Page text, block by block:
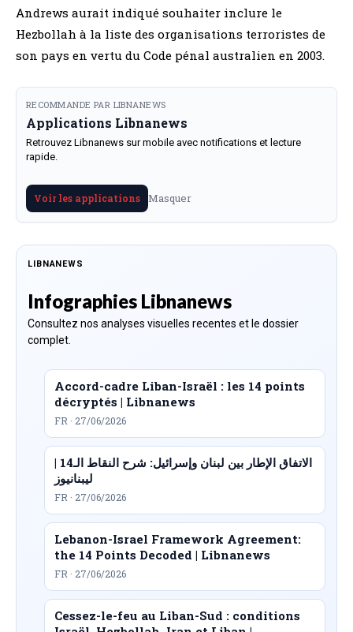
Andrews aurait indiqué souhaiter inclure le
Hezbollah à la liste des organisations terroristes de
son pays en vertu du Code pénal australien en 2003.
RECOMMANDE PAR LIBNANEWS
Applications Libnanews
Retrouvez Libnanews sur mobile avec notifications et lecture
rapide.
Voir les applications Masquer
LIBNANEWS
Infographies Libnanews
Consultez nos analyses visuelles recentes et le dossier
complet.
Accord-cadre Liban-Israël : les 14 points
décryptés | Libnanews
FR · 27/06/2026
الاتفاق الإطار بين لبنان وإسرائيل: شرح النقاط الـ14 |
ليبنانيوز
FR · 27/06/2026
Lebanon-Israel Framework Agreement:
the 14 Points Decoded | Libnanews
FR · 27/06/2026
Cessez-le-feu au Liban-Sud : conditions